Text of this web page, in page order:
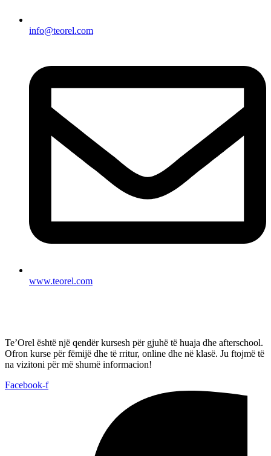
info@teorel.com
www.teorel.com
Te’Orel është një qendër kursesh për gjuhë të huaja dhe afterschool.
Ofron kurse për fëmijë dhe të rritur, online dhe në klasë. Ju ftojmë të
na vizitoni për më shumë informacion!
Facebook-f